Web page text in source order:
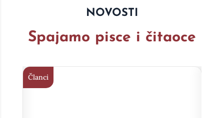
NOVOSTI
Spajamo pisce i čitaoce
Članci